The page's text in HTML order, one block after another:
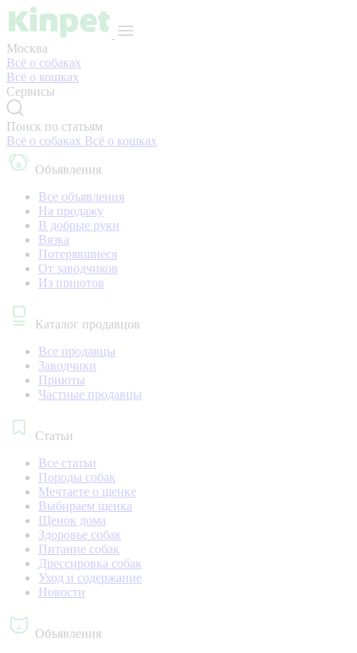
Москва
Всё о собаках
Всё о кошках
Сервисы
Поиск по статьям
Всё о собаках Всё о кошках
Объявления
Все объявления
На продажу
В добрые руки
Вязка
Потерявшиеся
От заводчиков
Из приютов
Каталог продавцов
Все продавцы
Заводчики
Приюты
Частные продавцы
Статьи
Все статьи
Породы собак
Мечтаете о щенке
Выбираем щенка
Щенок дома
Здоровье собак
Питание собак
Дрессировка собак
Уход и содержание
Новости
Объявления